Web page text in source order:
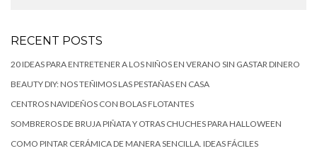
RECENT POSTS
20 IDEAS PARA ENTRETENER A LOS NIÑOS EN VERANO SIN GASTAR DINERO
BEAUTY DIY: NOS TEÑIMOS LAS PESTAÑAS EN CASA
CENTROS NAVIDEÑOS CON BOLAS FLOTANTES
SOMBREROS DE BRUJA PIÑATA Y OTRAS CHUCHES PARA HALLOWEEN
COMO PINTAR CERÁMICA DE MANERA SENCILLA. IDEAS FÁCILES